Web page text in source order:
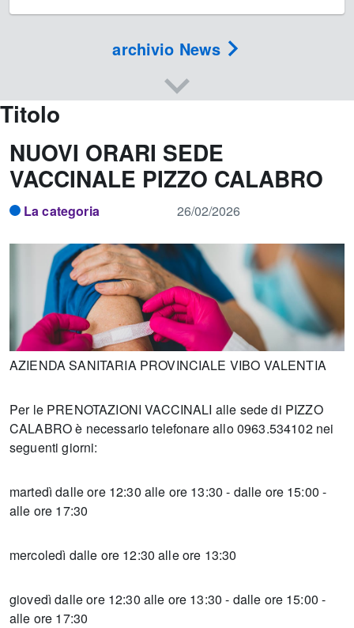
archivio News
Titolo
NUOVI ORARI SEDE
VACCINALE PIZZO CALABRO
La categoria 26/02/2026
AZIENDA SANITARIA PROVINCIALE VIBO VALENTIA
Per le PRENOTAZIONI VACCINALI alle sede di PIZZO
CALABRO è necessario telefonare allo 0963.534102 nei
seguenti giorni:
martedì dalle ore 12:30 alle ore 13:30 - dalle ore 15:00 -
alle ore 17:30
mercoledì dalle ore 12:30 alle ore 13:30
giovedì dalle ore 12:30 alle ore 13:30 - dalle ore 15:00 -
alle ore 17:30